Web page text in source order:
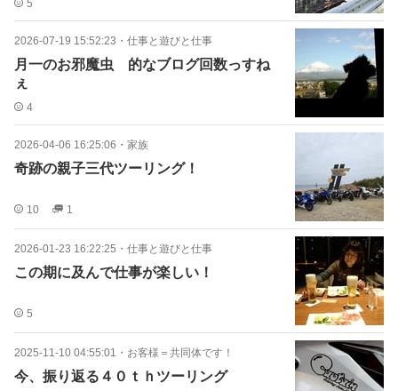
5
2026-07-19 15:52:23 ・ 仕事と遊びと仕事
月一のお邪魔虫 的なブログ回数っすね
ぇ
4
2026-04-06 16:25:06 ・ 家族
奇跡の親子三代ツーリング！
10 1
2026-01-23 16:22:25 ・ 仕事と遊びと仕事
この期に及んで仕事が楽しい！
5
2025-11-10 04:55:01 ・ お客様＝共同体です！
今、振り返る４０ｔｈツーリング